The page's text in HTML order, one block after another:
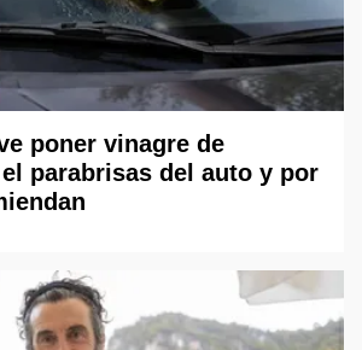
poner vinagre de
parabrisas del auto y por